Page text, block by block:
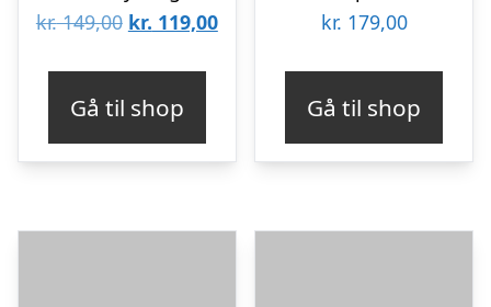
kr.149,00 Den
var:
kr. 149,00.
kr. 119,00Den
kr. 119,00.
Gå til shop
kr. 179,00
Gå til shop